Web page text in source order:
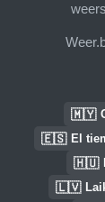
🇲🇾
🇪🇸 El
🇭🇺
🇱🇻